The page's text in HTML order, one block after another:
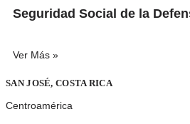
Seguridad Social de la
Ver Más »
SAN JOSÉ, COSTA RICA
Centroamérica